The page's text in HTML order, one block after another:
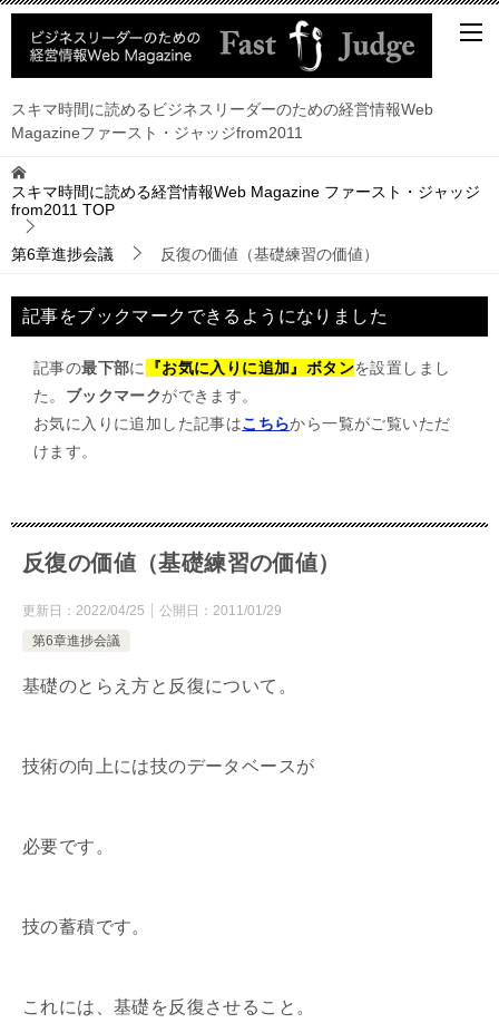
スキマ時間に読めるビジネスリーダーのための経営情報Web
Magazineファースト・ジャッジfrom2011
スキマ時間に読める経営情報Web Magazine ファースト・ジャッジ
from2011 TOP
第6章進捗会議 反復の価値（基礎練習の価値）
記事をブックマークできるようになりました
記事の最下部に 『お気に入りに追加』ボタンを設置しまし
た。 ブックマークができます。
お気に入りに追加した記事はこちらから一覧がご覧いただ
けます。
反復の価値（基礎練習の価値）
更新日： 2022/04/25 公開日： 2011/01/29
第6章進捗会議
基礎のとらえ方と反復について。
技術の向上には技のデータベースが
必要です。
技の蓄積です。
これには、基礎を反復させること。